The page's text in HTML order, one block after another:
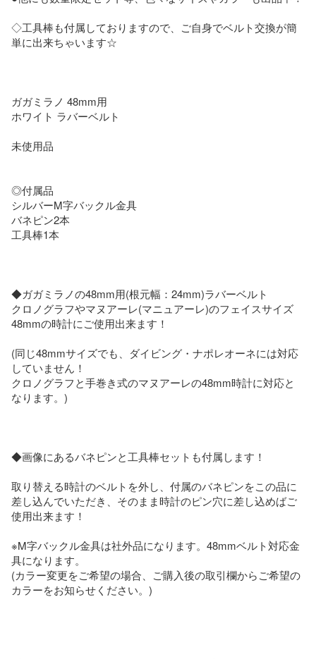
◇工具棒も付属しておりますので、ご自身でベルト交換が簡
単に出来ちゃいます☆
ガガミラノ 48mm用
ホワイト ラバーベルト
未使用品
◎付属品
シルバーM字バックル金具
バネピン2本
工具棒1本
◆ガガミラノの48mm用(根元幅：24mm)ラバーベルト
クロノグラフやマヌアーレ(マニュアーレ)のフェイスサイズ
48mmの時計にご使用出来ます！
(同じ48mmサイズでも、ダイビング・ナポレオーネには対応
していません！
クロノグラフと手巻き式のマヌアーレの48mm時計に対応と
なります。)
◆画像にあるバネピンと工具棒セットも付属します！
取り替える時計のベルトを外し、付属のバネピンをこの品に
差し込んでいただき、そのまま時計のピン穴に差し込めばご
使用出来ます！
※M字バックル金具は社外品になります。48mmベルト対応金
具になります。
(カラー変更をご希望の場合、ご購入後の取引欄からご希望の
カラーをお知らせください。)